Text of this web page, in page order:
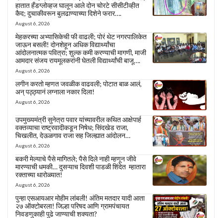
हातात हँडग्लोव्हज घालून आले दोन चोरटे सीसीटीव्हीत
कैद; दुचाकीवरून बुलढाण्याच्या दिशेने फरार….
August 6, 2026
मेहकरच्या अभ्यासिकेची फी वाढली; पोरं थेट नगरपालिकेत
जाऊन बसली! दोनशेहून अधिक विद्यार्थ्यांचा
आंदोलनात्मक पवित्रा; शुल्क कमी करण्याची मागणी, माजी
आमदार संजय रायमूलकरांनी घेतली विद्यार्थ्यांची बाजू….
August 6, 2026
लगीन करतो म्हणत जवळीक वाढवली; पोटात बाळ आलं,
अन् पठ्ठ्यानं लग्नाला नकार दिला!
August 6, 2026
उपमुख्यमंत्री सुनेत्रा पवार यांच्यावरील कथित आक्षेपार्ह
वक्तव्याचा राष्ट्रवादीकडून निषेध; सिंदखेड राजा,
चिखलीत, देऊळगाव राजा सह जिल्ह्यात आंदोलन…
August 6, 2026
बकरी मेल्याचे पैसे मागितले; पैसे दिले नाही म्हणून जीवे
मारण्याची धमकी… दुसऱ्याच दिवशी पाडळी शिंदेत म्हातारा
रक्ताच्या थारोळ्यात!
August 6, 2026
पुन्हा एसआयआर मोहीम लांबली! अंतिम मतदार यादी आता
२७ ऑक्टोबरला! जिल्हा परिषद आणि ग्रामपंचायत
निवडणुकाही पुढे जाण्याची शक्यता?